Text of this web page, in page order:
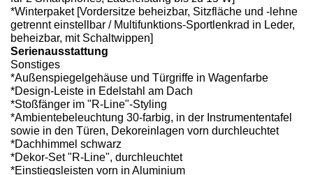
*Winterpaket [Vordersitze beheizbar, Sitzfläche und -lehne
getrennt einstellbar / Multifunktions-Sportlenkrad in Leder,
beheizbar, mit Schaltwippen]
Serienausstattung
Sonstiges
*Außenspiegelgehäuse und Türgriffe in Wagenfarbe
*Design-Leiste in Edelstahl am Dach
*Stoßfänger im "R-Line"-Styling
*Ambientebeleuchtung 30-farbig, in der Instrumententafel
sowie in den Türen, Dekoreinlagen vorn durchleuchtet
*Dachhimmel schwarz
*Dekor-Set "R-Line", durchleuchtet
*Einstiegsleisten vorn in Aluminium